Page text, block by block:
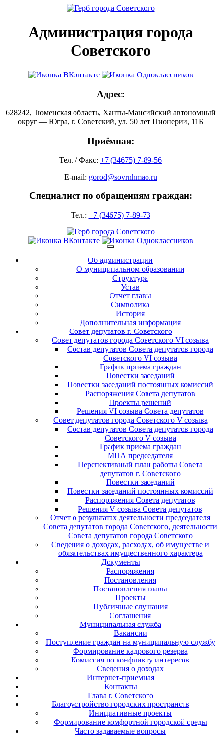
Администрация города
Советского
Адрес:
628242, Тюменская область, Ханты-Мансийский автономный
округ — Югра, г. Советский, ул. 50 лет Пионерии, 11Б
Приёмная:
Тел. / Факс: +7 (34675) 7-89-56
E-mail: gorod@sovrnhmao.ru
Специалист по обращениям граждан:
Тел.: +7 (34675) 7-89-73
Об администрации
О муниципальном образовании
Структура
Устав
Отчет главы
Символика
История
Дополнительная информация
Совет депутатов г. Советского
Совет депутатов города Советского VI созыва
Состав депутатов Совета депутатов города
Советского VI созыва
График приема граждан
Повестки заседаний
Повестки заседаний постоянных комиссий
Распоряжения Совета депутатов
Проекты решений
Решения VI созыва Совета депутатов
Совет депутатов города Советского V созыва
Состав депутатов Совета депутатов города
Советского V созыва
График приема граждан
МПА председателя
Перспективный план работы Совета
депутатов г. Советского
Повестки заседаний
Повестки заседаний постоянных комиссий
Распоряжения Совета депутатов
Решения V созыва Совета депутатов
Отчет о результатах деятельности председателя
Совета депутатов города Советского, деятельности
Совета депутатов города Советского
Сведения о доходах, расходах, об имуществе и
обязательствах имущественного характера
Документы
Распоряжения
Постановления
Постановления главы
Проекты
Публичные слушания
Соглашения
Муниципальная служба
Вакансии
Поступление граждан на муниципальную службу
Формирование кадрового резерва
Комиссия по конфликту интересов
Сведения о доходах
Интернет-приемная
Контакты
Глава г. Советского
Благоустройство городских пространств
Инициативные проекты
Формирование комфортной городской среды
Часто задаваемые вопросы